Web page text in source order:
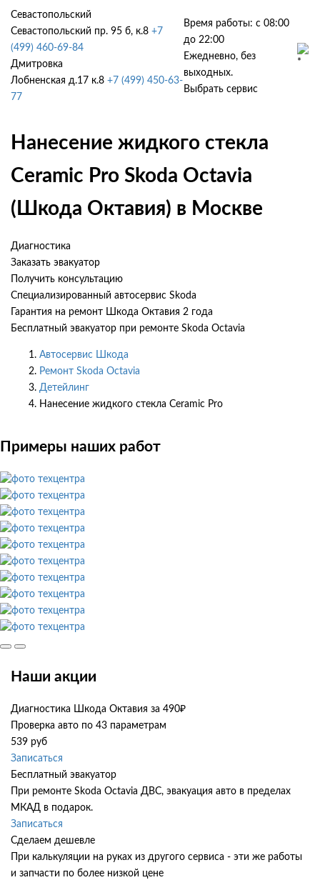
Севастопольский
Севастопольский пр. 95 б, к.8 +7
(499) 460-69-84
Дмитровка
Лобненская д.17 к.8 +7 (499) 450-63-
77
Время работы: с 08:00
до 22:00
Ежедневно, без
выходных.
Выбрать сервис
Нанесение жидкого стекла
Ceramic Pro Skoda Octavia
(Шкода Октавия) в Москве
Диагностика
Заказать эвакуатор
Получить консультацию
Специализированный автосервис Skoda
Гарантия на ремонт Шкода Октавия 2 года
Бесплатный эвакуатор при ремонте Skoda Octavia
Автосервис Шкода
Ремонт Skoda Octavia
Детейлинг
Нанесение жидкого стекла Ceramic Pro
Примеры наших работ
Наши акции
Диагностика Шкода Октавия за 490₽
Проверка авто по 43 параметрам
539 руб
Записаться
Бесплатный эвакуатор
При ремонте Skoda Octavia ДВС, эвакуация авто в пределах
МКАД в подарок.
Записаться
Сделаем дешевле
При калькуляции на руках из другого сервиса - эти же работы
и запчасти по более низкой цене